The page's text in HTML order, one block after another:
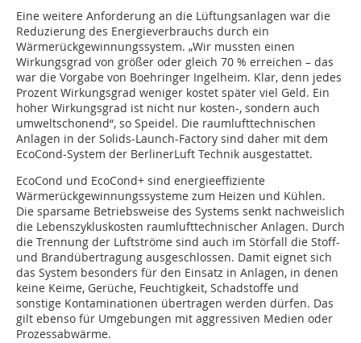
Eine weitere Anforderung an die Lüftungsanlagen war die
Reduzierung des Energieverbrauchs durch ein
Wärmerückgewinnungssystem. „Wir mussten einen
Wirkungsgrad von größer oder gleich 70 % erreichen – das
war die Vorgabe von Boehringer Ingelheim. Klar, denn jedes
Prozent Wirkungsgrad weniger kostet später viel Geld. Ein
hoher Wirkungsgrad ist nicht nur kosten-, sondern auch
umweltschonend“, so Speidel. Die raumlufttechnischen
Anlagen in der Solids-Launch-Factory sind daher mit dem
EcoCond-System der BerlinerLuft Technik ausgestattet.
EcoCond und EcoCond+ sind energieeffiziente
Wärmerückgewinnungssysteme zum Heizen und Kühlen.
Die sparsame Betriebsweise des Systems senkt nachweislich
die Lebenszykluskosten raumlufttechnischer Anlagen. Durch
die Trennung der Luftströme sind auch im Störfall die Stoff-
und Brand­übertragung ausgeschlossen. Damit eignet sich
das System besonders für den Einsatz in Anlagen, in denen
keine Keime, Gerüche, Feuchtigkeit, Schadstoffe und
sonstige Kontaminationen übertragen werden dürfen. Das
gilt ebenso für Umgebungen mit aggressiven Medien oder
Prozessabwärme.